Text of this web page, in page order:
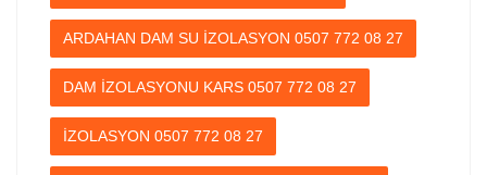
ARDAHAN DAM SU İZOLASYON 0507 772 08 27
DAM İZOLASYONU KARS 0507 772 08 27
İZOLASYON 0507 772 08 27